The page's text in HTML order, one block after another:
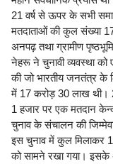
21 वर्ष से ऊपर के सभी
मतदाताओं की कुल संख्या
अनपढ़ तथा ग्रामीण
नेहरू ने चुनावी व्यवस्था
की जो भारतीय जनतंत्र के
में 17 करोड़ 30 लाख थी।
1 हजार पर एक मतदान
चुनाव के संचालन की
इस चुनाव में कुल मिलाकर 14
को सामने रखा गया। इसके